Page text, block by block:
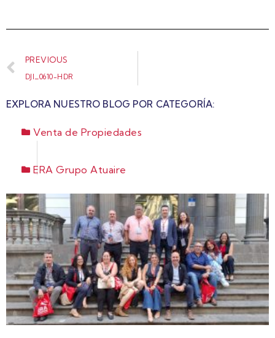
PREVIOUS
DJI_0610-HDR
EXPLORA NUESTRO BLOG POR CATEGORÍA:
Venta de Propiedades
ERA Grupo Atuaire